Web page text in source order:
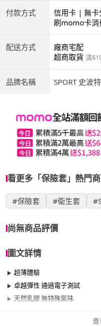
付款方式
信用卡 | 無
商付款 |
刷momo卡消
配送方式
廠商宅配
超商取貨 滿
品牌名稱 SPORT 史波特
看更多「保險套」熱門
#保險套 #衛生套
尚無商品評價
圖文詳情
超薄體驗
卓越彈性 通過電子測試
天然乳膠 無特殊氣味
查